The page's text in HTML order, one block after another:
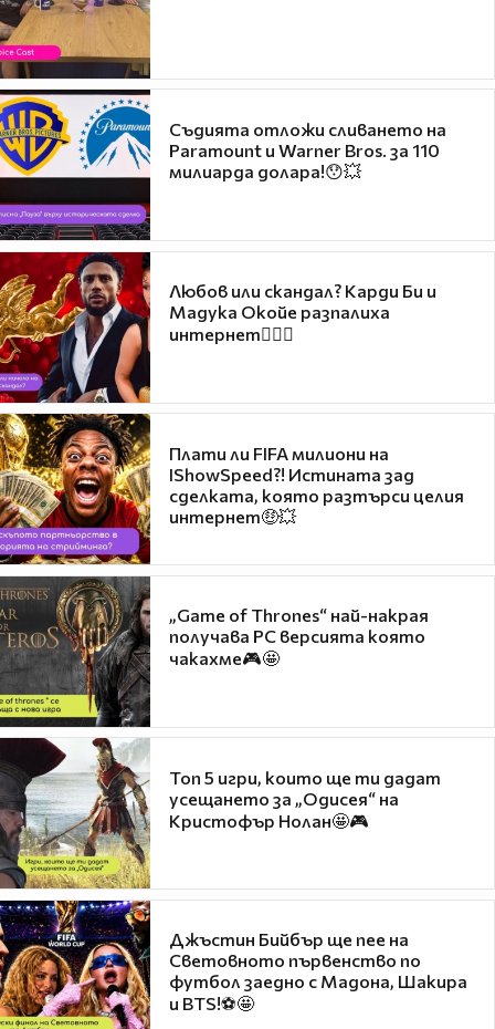
Съдията отложи сливането на
Paramount и Warner Bros. за 110
милиарда долара!😯💥
Любов или скандал? Карди Би и
Мадука Окойе разпалиха
интернет❤️‍🔥🔥
Плати ли FIFA милиони на
IShowSpeed?! Истината зад
сделката, която разтърси целия
интернет🤑💥
„Game of Thrones“ най-накрая
получава PC версията която
чакахме🎮🤩
Топ 5 игри, които ще ти дадат
усещането за „Одисея“ на
Кристофър Нолан🤩🎮
Джъстин Бийбър ще пее на
Световното първенство по
футбол заедно с Мадона, Шакира
и BTS!⚽🤩